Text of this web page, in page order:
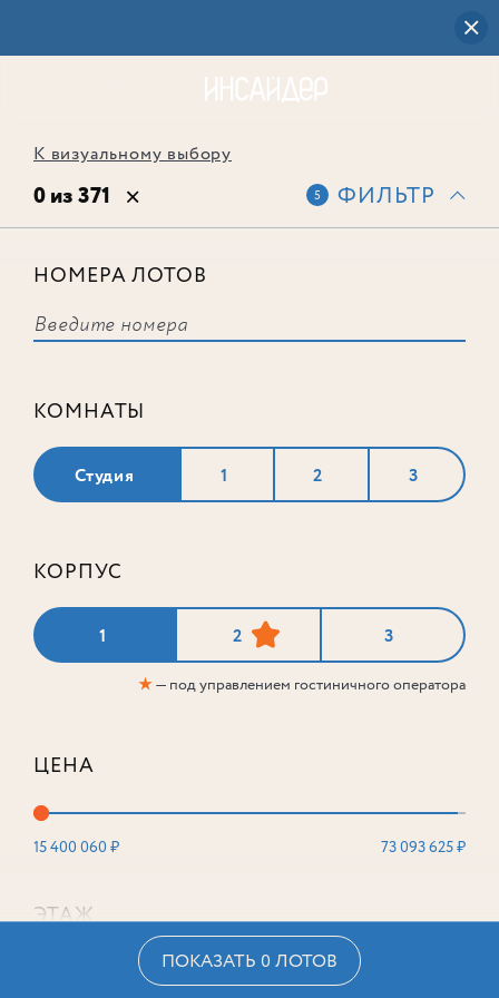
К визуальному выбору
0 из 371 5 ФИЛЬТР
НОМЕРА ЛОТОВ
КОМНАТЫ
Студия 1 2 3
КОРПУС
1 2 3
★— под управлением гостиничного оператора
ЦЕНА
15 400 060 ₽ 73 093 625 ₽
ЭТАЖ
ПОКАЗАТЬ 0 ЛОТОВ
соответствует ни одного лота